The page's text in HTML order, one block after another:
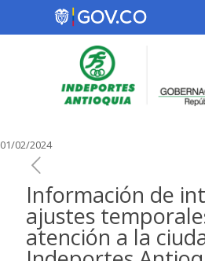
01/02/2024
Información de
ajustes
atención a la